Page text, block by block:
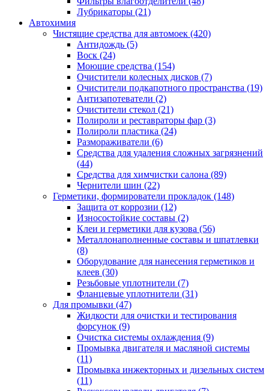
Лубрикаторы (21)
Автохимия
Чистящие средства для автомоек (420)
Антидождь (5)
Воск (24)
Моющие средства (154)
Очистители колесных дисков (7)
Очистители подкапотного пространства (19)
Антизапотеватели (2)
Очистители стекол (21)
Полироли и реставраторы фар (3)
Полироли пластика (24)
Размораживатели (6)
Средства для удаления сложных загрязнений
(44)
Средства для химчистки салона (89)
Чернители шин (22)
Герметики, формирователи прокладок (148)
Защита от коррозии (12)
Износостойкие составы (2)
Клеи и герметики для кузова (56)
Металлонаполненные составы и шпатлевки
(8)
Оборудование для нанесения герметиков и
клеев (30)
Резьбовые уплотнители (7)
Фланцевые уплотнители (31)
Для промывки (47)
Жидкости для очистки и тестирования
форсунок (9)
Очистка системы охлаждения (9)
Промывка двигателя и масляной системы
(11)
Промывка инжекторных и дизельных систем
(11)